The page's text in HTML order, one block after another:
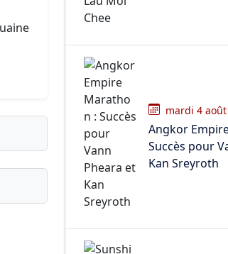
mardi 4
Angkor
Succès pour
Kan Sreyroth